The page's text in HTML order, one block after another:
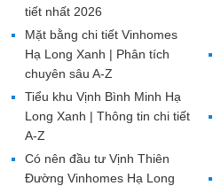
tiết nhất 2026
Mặt bằng chi tiết Vinhomes
Hạ Long Xanh | Phân tích
chuyên sâu A-Z
Tiểu khu Vịnh Bình Minh Hạ
Long Xanh | Thông tin chi tiết
A-Z
Có nên đầu tư Vịnh Thiên
Đường Vinhomes Hạ Long